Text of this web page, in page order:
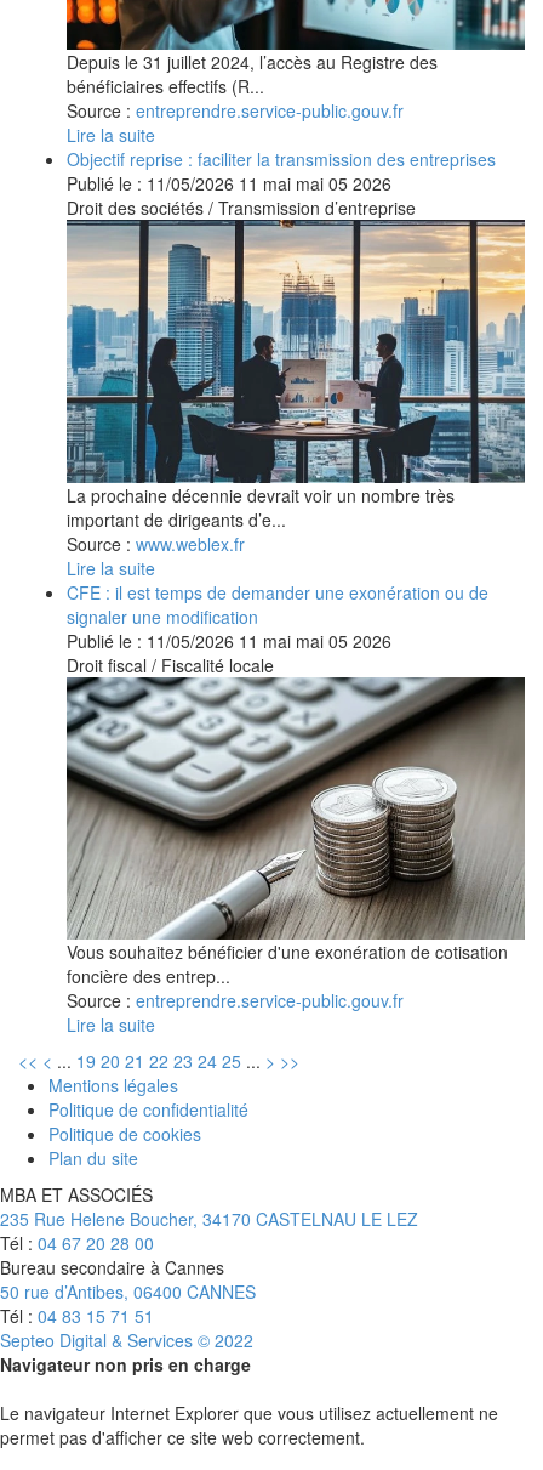
Depuis le 31 juillet 2024, l’accès au Registre des
bénéficiaires effectifs (R...
Source : entreprendre.service-public.gouv.fr
Lire la suite
Objectif reprise : faciliter la transmission des entreprises
Publié le : 11/05/2026 11 mai mai 05 2026
Droit des sociétés / Transmission d’entreprise
La prochaine décennie devrait voir un nombre très
important de dirigeants d’e...
Source : www.weblex.fr
Lire la suite
CFE : il est temps de demander une exonération ou de
signaler une modification
Publié le : 11/05/2026 11 mai mai 05 2026
Droit fiscal / Fiscalité locale
Vous souhaitez bénéficier d'une exonération de cotisation
foncière des entrep...
Source : entreprendre.service-public.gouv.fr
Lire la suite
<< < ... 19 20 21 22 23 24 25 ... > >>
Mentions légales
Politique de confidentialité
Politique de cookies
Plan du site
MBA ET ASSOCIÉS
235 Rue Helene Boucher, 34170 CASTELNAU LE LEZ
Tél : 04 67 20 28 00
Bureau secondaire à Cannes
50 rue d’Antibes, 06400 CANNES
Tél : 04 83 15 71 51
Septeo Digital & Services © 2022
Navigateur non pris en charge
Le navigateur Internet Explorer que vous utilisez actuellement ne
permet pas d'afficher ce site web correctement.